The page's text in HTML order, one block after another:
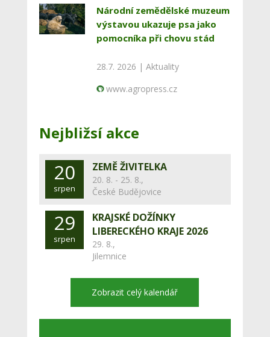
Národní zemědělské muzeum
výstavou ukazuje psa jako
pomocníka při chovu stád
28.7. 2026 | Aktuality
www.agropress.cz
Nejbližsí akce
20
srpen
ZEMĚ ŽIVITELKA
20. 8. - 25. 8.,
České Budějovice
29
srpen
KRAJSKÉ DOŽÍNKY
LIBERECKÉHO KRAJE 2026
29. 8.,
Jilemnice
Zobrazit celý kalendář